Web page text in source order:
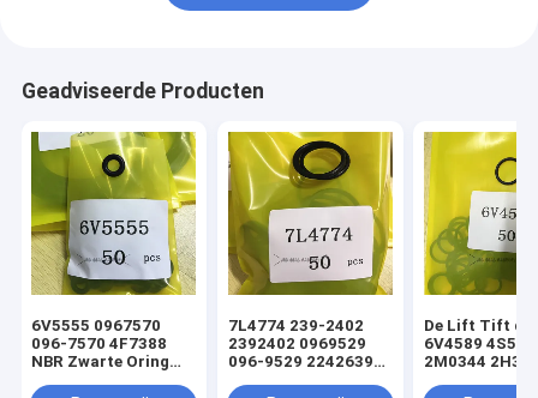
Geadviseerde Producten
6V5555 0967570
096-7570 4F7388
NBR Zwarte Oring
7L4774 239-2402
2392402 0969529
096-9529 2242639
De Lift Tift die
6V4589
2M0344